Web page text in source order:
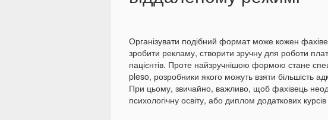
Організувати подібний формат може кожен
зробити рекламу, створити зручну для роботи
пацієнтів. Проте найзручнішою формою стане
pleso, розробники якого можуть взяти більшість
При цьому, звичайно, важливо, щоб фахівець
психологічну освіту, або диплом додаткових